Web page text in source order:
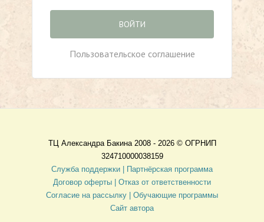
ВОЙТИ
Пользовательское соглашение
ТЦ Александра Бакина 2008 - 2026 © ОГРНИП
324710000038159
Служба поддержки |
Партнёрская программа
Договор оферты
| Отказ от ответственности
Согласие на рассылку | Обучающие программы
Сайт автора